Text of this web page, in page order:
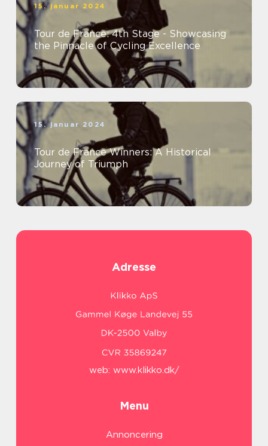
15. januar 2024
Tour de France: 4th Stage - Showcasing
the Pinnacle of Cycling Excellence
15. januar 2024
Tour de France Winners: A Historical
Journey of Triumph
Adresse
web: www.klikko.dk/
Menu
Annoncering